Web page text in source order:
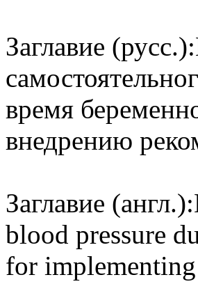
Заглавие (русс.):
время
внедрению
Заглавие (англ.):
blood pressure
for